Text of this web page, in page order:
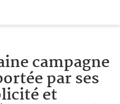
campagne
par ses
et